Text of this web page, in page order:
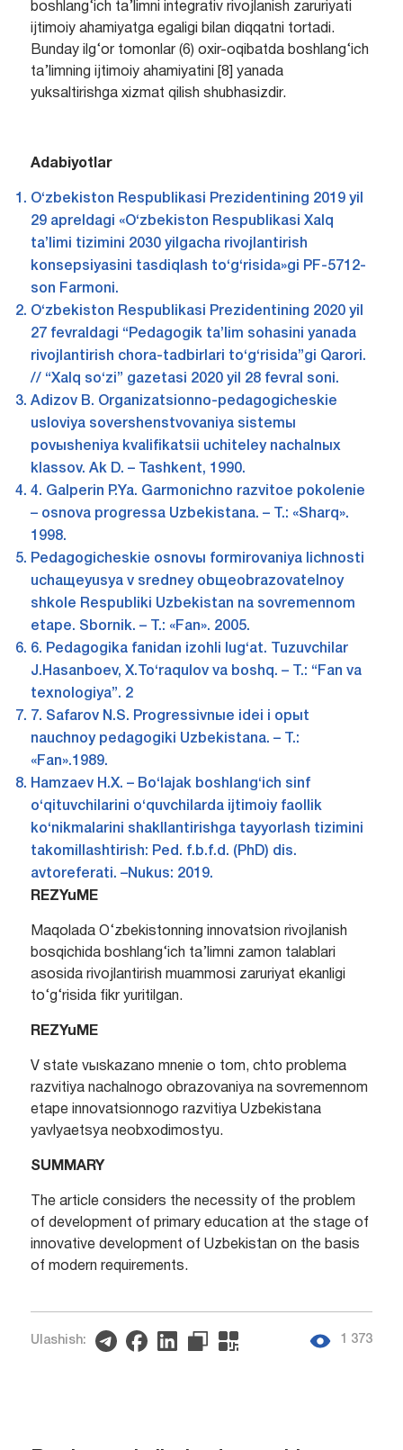
boshlang‘ich ta’limni integrativ rivojlanish zaruriyati
ijtimoiy ahamiyatga egaligi bilan diqqatni tortadi.
Bunday ilg‘or tomonlar (6) oxir-oqibatda boshlang‘ich
ta’limning ijtimoiy ahamiyatini [8] yanada
yuksaltirishga xizmat qilish shubhasizdir.
Adabiyotlar
O‘zbekiston Respublikasi Prezidentining 2019 yil
29 apreldagi «O‘zbekiston Respublikasi Xalq
ta’limi tizimini 2030 yilgacha rivojlantirish
konsepsiyasini tasdiqlash to‘g‘risida»gi PF-5712-
son Farmoni.
O‘zbekiston Respublikasi Prezidentining 2020 yil
27 fevraldagi “Pedagogik ta’lim sohasini yanada
rivojlantirish chora-tadbirlari to‘g‘risida”gi Qarori.
// “Xalq so‘zi” gazetasi 2020 yil 28 fevral soni.
Adizov B. Organizatsionno-pedagogicheskie
usloviya sovershenstvovaniya sistemы
povыsheniya kvalifikatsii uchiteley nachalnыx
klassov. Ak D. – Tashkent, 1990.
4. Galperin P.Ya. Garmonichno razvitoe pokolenie
– osnova progressa Uzbekistana. – T.: «Sharq».
1998.
Pedagogicheskie osnovы formirovaniya lichnosti
uchaщeyusya v sredney obщeobrazovatelnoy
shkole Respubliki Uzbekistan na sovremennom
etape. Sbornik. – T.: «Fan». 2005.
6. Pedagogika fanidan izohli lug‘at. Tuzuvchilar
J.Hasanboev, X.To‘raqulov va boshq. – T.: “Fan va
texnologiya”. 2
7. Safarov N.S. Progressivnыe idei i opыt
nauchnoy pedagogiki Uzbekistana. – T.:
«Fan».1989.
Hamzaev H.X. – Bo‘lajak boshlang‘ich sinf
o‘qituvchilarini o‘quvchilarda ijtimoiy faollik
ko‘nikmalarini shakllantirishga tayyorlash tizimini
takomillashtirish: Ped. f.b.f.d. (PhD) dis.
avtoreferati. –Nukus: 2019.
REZYuME
Maqolada O‘zbekistonning innovatsion rivojlanish
bosqichida boshlang‘ich ta’limni zamon talablari
asosida rivojlantirish muammosi zaruriyat ekanligi
to‘g‘risida fikr yuritilgan.
REZYuME
V state vыskazano mnenie o tom, chto problema
razvitiya nachalnogo obrazovaniya na sovremennom
etape innovatsionnogo razvitiya Uzbekistana
yavlyaetsya neobxodimostyu.
SUMMARY
The article considers the necessity of the problem
of development of primary education at the stage of
innovative development of Uzbekistan on the basis
of modern requirements.
Ulashish: 1 373